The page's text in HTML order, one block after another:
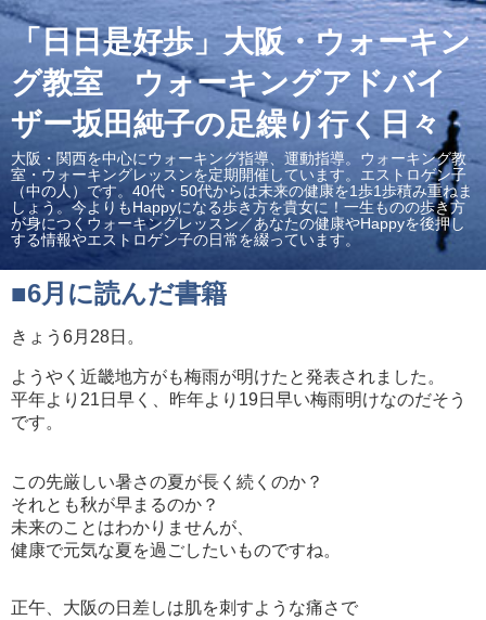
「日日是好歩」大阪・ウォーキン
グ教室 ウォーキングアドバイ
ザー坂田純子の足繰り行く日々
大阪・関西を中心にウォーキング指導、運動指導。ウォーキング教
室・ウォーキングレッスンを定期開催しています。エストロゲン子
（中の人）です。40代・50代からは未来の健康を1歩1歩積み重ねま
しょう。今よりもHappyになる歩き方を貴女に！一生ものの歩き方
が身につくウォーキングレッスン／あなたの健康やHappyを後押し
する情報やエストロゲン子の日常を綴っています。
■6月に読んだ書籍
きょう6月28日。
ようやく近畿地方がも梅雨が明けたと発表されました。
平年より21日早く、昨年より19日早い梅雨明けなのだそう
です。
この先厳しい暑さの夏が長く続くのか？
それとも秋が早まるのか？
未来のことはわかりませんが、
健康で元気な夏を過ごしたいものですね。
正午、大阪の日差しは肌を刺すような痛さで